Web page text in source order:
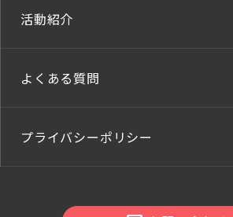
活動紹介
よくある質問
プライバシーポリシー